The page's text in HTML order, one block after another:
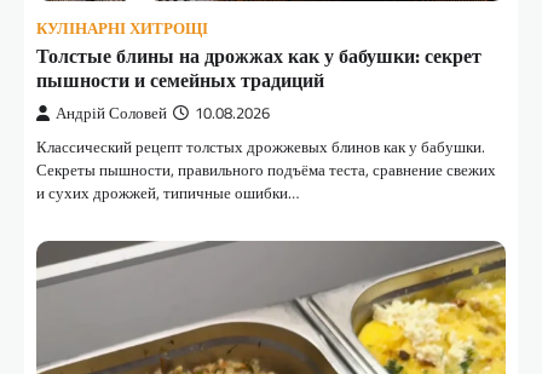
КУЛІНАРНІ ХИТРОЩІ
Толстые блины на дрожжах как у бабушки: секрет
пышности и семейных традиций
Андрій Соловей 10.08.2026
Классический рецепт толстых дрожжевых блинов как у бабушки.
Секреты пышности, правильного подъёма теста, сравнение свежих
и сухих дрожжей, типичные ошибки…